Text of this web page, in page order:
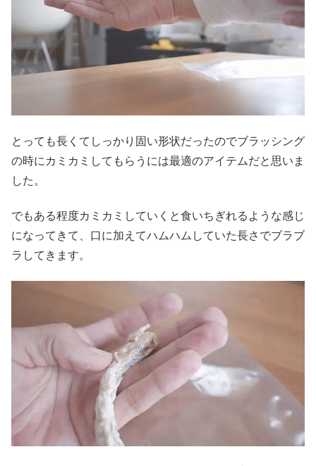
とっても長くてしっかり固い形状だったのでブラッシング
の時にカミカミしてもらうには最適のアイテムだと思いま
した。
でもある程度カミカミしていくと食いちぎれるような感じ
になってきて、口に加えてハムハムしていた長さでブラブ
ラしてきます。